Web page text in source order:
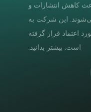
کاهش انتشارات و
این شرکت به
اعتماد قرار گرفته
است. بیشتر بدانید.